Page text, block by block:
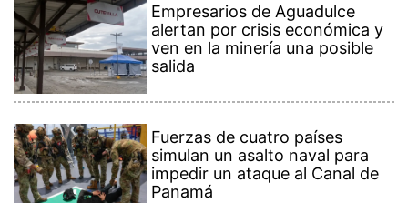
Empresarios de Aguadulce
alertan por crisis económica y
ven en la minería una posible
salida
Fuerzas de cuatro países
simulan un asalto naval para
impedir un ataque al Canal de
Panamá